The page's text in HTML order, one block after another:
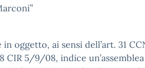
in oggetto, ai sensi dell’art. 31
CIR 5/9/08, indice un’assemblea